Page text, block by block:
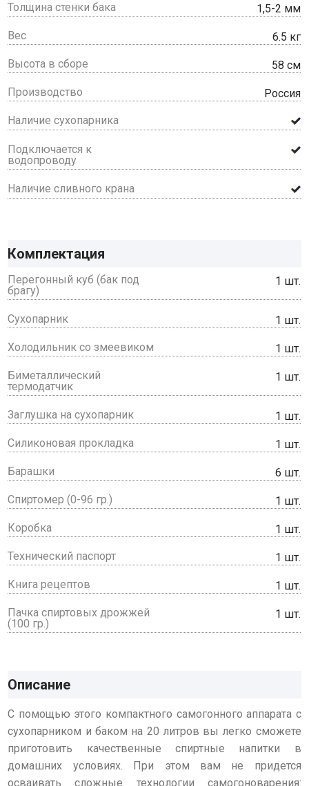
Толщина стенки бака 1,5-2 мм
Вес 6.5 кг
Высота в сборе 58 см
Производство Россия
Наличие сухопарника
Подключается к
водопроводу
Наличие сливного крана
Комплектация
Перегонный куб (бак под
брагу)
1 шт.
Сухопарник 1 шт.
Холодильник со змеевиком 1 шт.
Биметаллический
термодатчик
1 шт.
Заглушка на сухопарник 1 шт.
Силиконовая прокладка 1 шт.
Барашки 6 шт.
Спиртомер (0-96 гр.) 1 шт.
Коробка 1 шт.
Технический паспорт 1 шт.
Книга рецептов 1 шт.
Пачка спиртовых дрожжей
(100 гр.)
1 шт.
Описание
С помощью этого компактного самогонного аппарата с
сухопарником и баком на 20 литров вы легко сможете
приготовить качественные спиртные напитки в
домашних условиях. При этом вам не придется
осваивать сложные технологии самогоноварения: